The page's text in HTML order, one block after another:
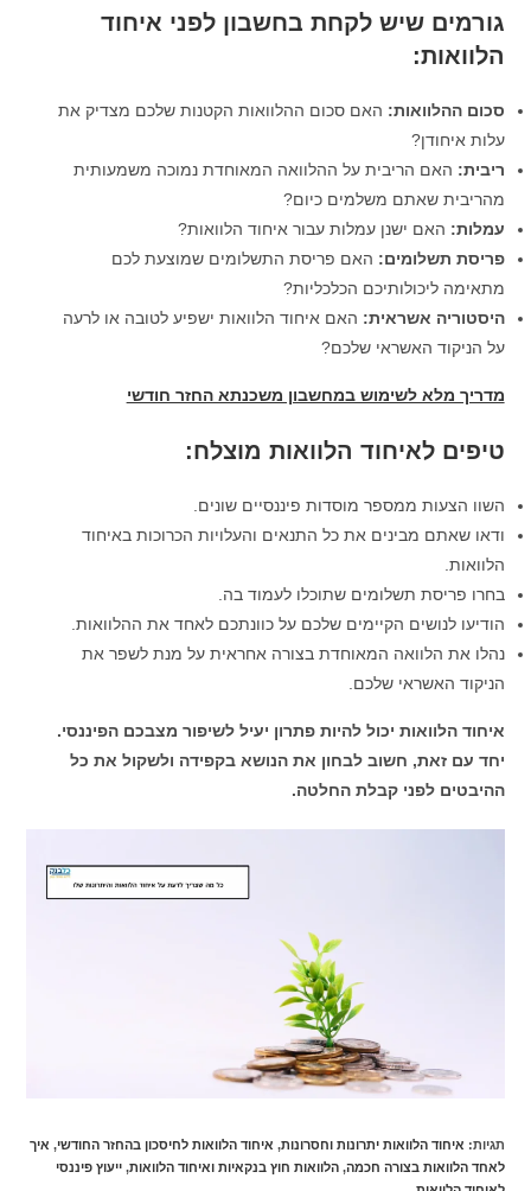
גורמים שיש לקחת בחשבון לפני איחוד
הלוואות:
סכום ההלוואות: האם סכום ההלוואות הקטנות שלכם מצדיק את
עלות איחודן?
ריבית: האם הריבית על ההלוואה המאוחדת נמוכה משמעותית
מהריבית שאתם משלמים כיום?
עמלות: האם ישנן עמלות עבור איחוד הלוואות?
פריסת תשלומים: האם פריסת התשלומים שמוצעת לכם
מתאימה ליכולותיכם הכלכליות?
היסטוריה אשראית: האם איחוד הלוואות ישפיע לטובה או לרעה
על הניקוד האשראי שלכם?
מדריך מלא לשימוש במחשבון משכנתא החזר חודשי
טיפים לאיחוד הלוואות מוצלח:
השוו הצעות ממספר מוסדות פיננסיים שונים.
ודאו שאתם מבינים את כל התנאים והעלויות הכרוכות באיחוד
הלוואות.
בחרו פריסת תשלומים שתוכלו לעמוד בה.
הודיעו לנושים הקיימים שלכם על כוונתכם לאחד את ההלוואות.
נהלו את הלוואה המאוחדת בצורה אחראית על מנת לשפר את
הניקוד האשראי שלכם.
איחוד הלוואות יכול להיות פתרון יעיל לשיפור מצבכם הפיננסי.
יחד עם זאת, חשוב לבחון את הנושא בקפידה ולשקול את כל
ההיבטים לפני קבלת החלטה.
תגיות: איחוד הלוואות יתרונות וחסרונות, איחוד הלוואות לחיסכון בהחזר החודשי, איך
לאחד הלוואות בצורה חכמה, הלוואות חוץ בנקאיות ואיחוד הלוואות, ייעוץ פיננסי